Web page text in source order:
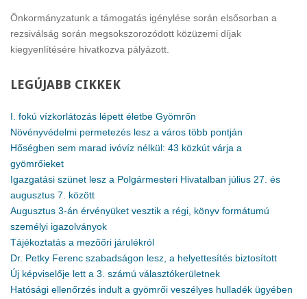
Önkormányzatunk a támogatás igénylése során elsősorban a
rezsiválság során megsokszorozódott közüzemi díjak
kiegyenlítésére hivatkozva pályázott.
LEGÚJABB CIKKEK
I. fokú vízkorlátozás lépett életbe Gyömrőn
Növényvédelmi permetezés lesz a város több pontján
Hőségben sem marad ivóvíz nélkül: 43 közkút várja a
gyömrőieket
Igazgatási szünet lesz a Polgármesteri Hivatalban július 27. és
augusztus 7. között
Augusztus 3-án érvényüket vesztik a régi, könyv formátumú
személyi igazolványok
Tájékoztatás a mezőőri járulékról
Dr. Petky Ferenc szabadságon lesz, a helyettesítés biztosított
Új képviselője lett a 3. számú választókerületnek
Hatósági ellenőrzés indult a gyömrői veszélyes hulladék ügyében